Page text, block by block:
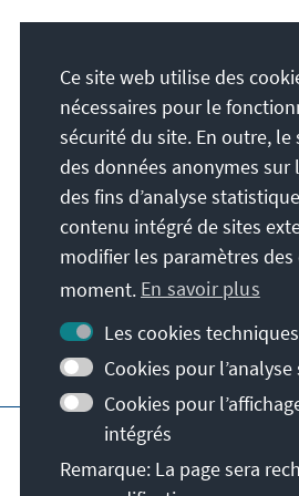
Konrad-Adenauer-
Forum d'éducation
Königstraße 23
01097Dresde
Allemagne
Page principale de la
Conditions générales
Ce site web utilise des
nécessaires pour le
sécurité du site. En outre,
des données anonymes sur
des fins d’analyse
contenu intégré de sites
modifier les paramètres
moment. En savoir plus
Les cookies
Cookies pour
Cookies pour
intégrés
Remarque: La page sera